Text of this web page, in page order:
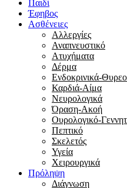
Παιδί
Έφηβος
Ασθένειες
Αλλεργίες
Αναπνευστικό
Ατυχήματα
Δέρμα
Ενδοκρινικά-
Καρδιά-Αίμα
Νευρολογικά
Όραση-Ακοή
Ουρολογικό-
Πεπτικό
Σκελετός
Υγεία
Χειρουργικά
Πρόληψη
Διάγνωση